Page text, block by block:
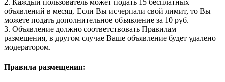
2. Каждый пользователь может подать 15 бесплатных
объявлений в месяц. Если Вы исчерпали свой лимит, то Вы
можете подать дополнительное объявление за 10 руб.
3. Объявление должно соответствовать Правилам
размещения, в другом случае Ваше объявление будет удалено
модератором.
Правила размещения: